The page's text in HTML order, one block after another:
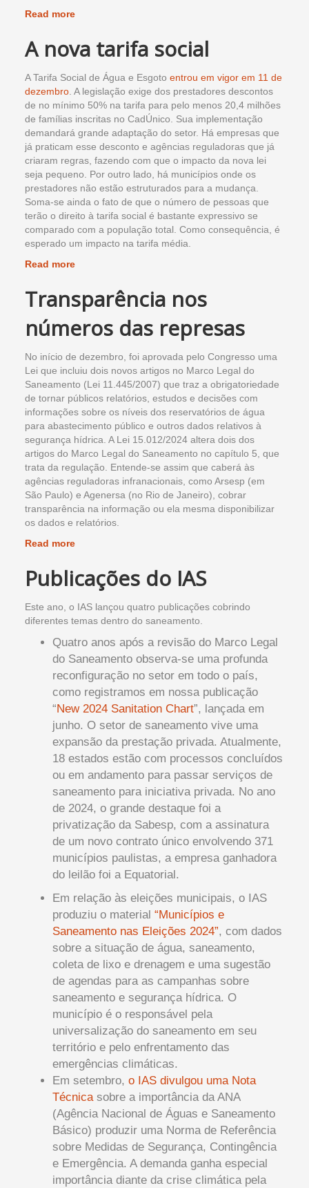
Read more
A nova tarifa social
A Tarifa Social de Água e Esgoto entrou em vigor em 11 de
dezembro. A legislação exige dos prestadores descontos
de no mínimo 50% na tarifa para pelo menos 20,4 milhões
de famílias inscritas no CadÚnico. Sua implementação
demandará grande adaptação do setor. Há empresas que
já praticam esse desconto e agências reguladoras que já
criaram regras, fazendo com que o impacto da nova lei
seja pequeno. Por outro lado, há municípios onde os
prestadores não estão estruturados para a mudança.
Soma-se ainda o fato de que o número de pessoas que
terão o direito à tarifa social é bastante expressivo se
comparado com a população total. Como consequência, é
esperado um impacto na tarifa média.
Read more
Transparência nos
números das represas
No início de dezembro, foi aprovada pelo Congresso uma
Lei que incluiu dois novos artigos no Marco Legal do
Saneamento (Lei 11.445/2007) que traz a obrigatoriedade
de tornar públicos relatórios, estudos e decisões com
informações sobre os níveis dos reservatórios de água
para abastecimento público e outros dados relativos à
segurança hídrica. A Lei 15.012/2024 altera dois dos
artigos do Marco Legal do Saneamento no capítulo 5, que
trata da regulação. Entende-se assim que caberá às
agências reguladoras infranacionais, como Arsesp (em
São Paulo) e Agenersa (no Rio de Janeiro), cobrar
transparência na informação ou ela mesma disponibilizar
os dados e relatórios.
Read more
Publicações do IAS
Este ano, o IAS lançou quatro publicações cobrindo
diferentes temas dentro do saneamento.
Quatro anos após a revisão do Marco Legal
do Saneamento observa-se uma profunda
reconfiguração no setor em todo o país,
como registramos em nossa publicação
“New 2024 Sanitation Chart”, lançada em
junho. O setor de saneamento vive uma
expansão da prestação privada. Atualmente,
18 estados estão com processos concluídos
ou em andamento para passar serviços de
saneamento para iniciativa privada. No ano
de 2024, o grande destaque foi a
privatização da Sabesp, com a assinatura
de um novo contrato único envolvendo 371
municípios paulistas, a empresa ganhadora
do leilão foi a Equatorial.
Em relação às eleições municipais, o IAS
produziu o material “Municípios e
Saneamento nas Eleições 2024”, com dados
sobre a situação de água, saneamento,
coleta de lixo e drenagem e uma sugestão
de agendas para as campanhas sobre
saneamento e segurança hídrica. O
município é o responsável pela
universalização do saneamento em seu
território e pelo enfrentamento das
emergências climáticas.
Em setembro, o IAS divulgou uma Nota
Técnicasobre a importância da ANA
(Agência Nacional de Águas e Saneamento
Básico) produzir uma Norma de Referência
sobre Medidas de Segurança, Contingência
e Emergência. A demanda ganha especial
importância diante da crise climática pela